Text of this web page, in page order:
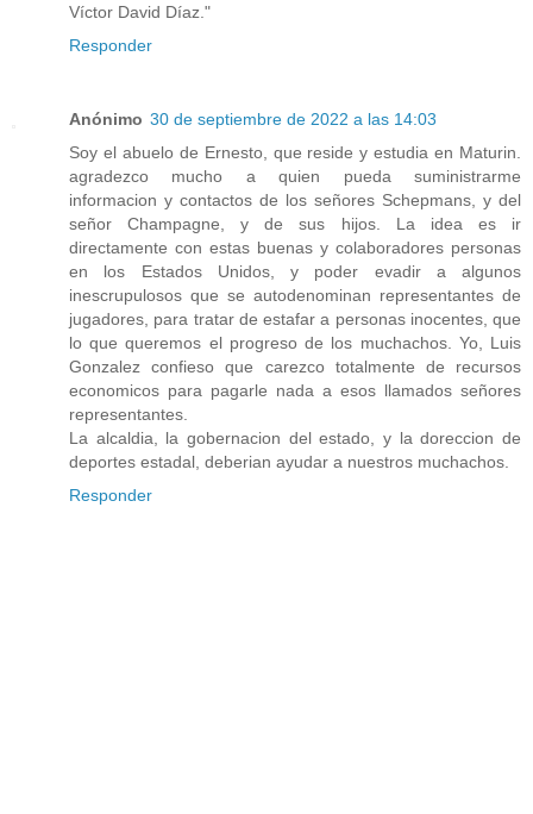
Víctor David Díaz."
Responder
Anónimo 30 de septiembre de 2022 a las 14:03
Soy el abuelo de Ernesto, que reside y estudia en Maturin.
agradezco mucho a quien pueda suministrarme
informacion y contactos de los señores Schepmans, y del
señor Champagne, y de sus hijos. La idea es ir
directamente con estas buenas y colaboradores personas
en los Estados Unidos, y poder evadir a algunos
inescrupulosos que se autodenominan representantes de
jugadores, para tratar de estafar a personas inocentes, que
lo que queremos el progreso de los muchachos. Yo, Luis
Gonzalez confieso que carezco totalmente de recursos
economicos para pagarle nada a esos llamados señores
representantes.
La alcaldia, la gobernacion del estado, y la doreccion de
deportes estadal, deberian ayudar a nuestros muchachos.
Responder